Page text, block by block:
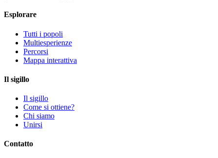
Esplorare
Tutti i popoli
Multiesperienze
Percorsi
Mappa interattiva
Il sigillo
Il sigillo
Come si ottiene?
Chi siamo
Unirsi
Contatto